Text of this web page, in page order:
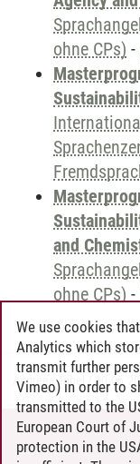
ohne CPs) -
and
ohne CPs) -
Andreea Tribel
CONTACT
We use cookies
Analytics which
transmit further
Vimeo) in order to
transmitted to the
European Court of
protection in the